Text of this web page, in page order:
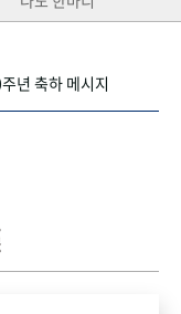
년 축하 메시지